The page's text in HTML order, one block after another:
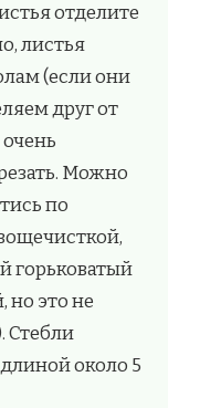
отделите
листья
(если они
друг от
Можно
по
горьковатый
но это не
Стебли
около 5